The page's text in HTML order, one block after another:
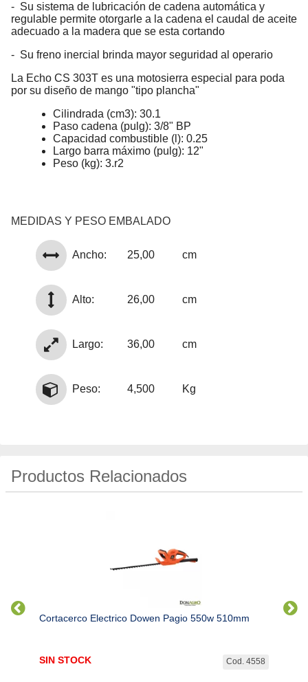
- Su sistema de lubricación de cadena automática y
regulable permite otorgarle a la cadena el caudal de aceite
adecuado a la madera que se esta cortando
- Su freno inercial brinda mayor seguridad al operario
La Echo CS 303T es una motosierra especial para poda
por su diseño de mango "tipo plancha"
Cilindrada (cm3): 30.1
Paso cadena (pulg): 3/8" BP
Capacidad combustible (l): 0.25
Largo barra máximo (pulg): 12"
Peso (kg): 3.r2
MEDIDAS Y PESO EMBALADO
Ancho: 25,00 cm
Alto: 26,00 cm
Largo: 36,00 cm
Peso: 4,500 Kg
Productos Relacionados
Cortacerco Electrico Dowen Pagio 550w 510mm
Cod. 4558
SIN STOCK